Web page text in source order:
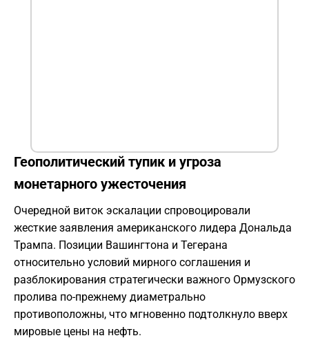
Геополитический тупик и угроза
монетарного ужесточения
Очередной виток эскалации спровоцировали
жесткие заявления американского лидера Дональда
Трампа. Позиции Вашингтона и Тегерана
относительно условий мирного соглашения и
разблокирования стратегически важного Ормузского
пролива по-прежнему диаметрально
противоположны, что мгновенно подтолкнуло вверх
мировые цены на нефть.